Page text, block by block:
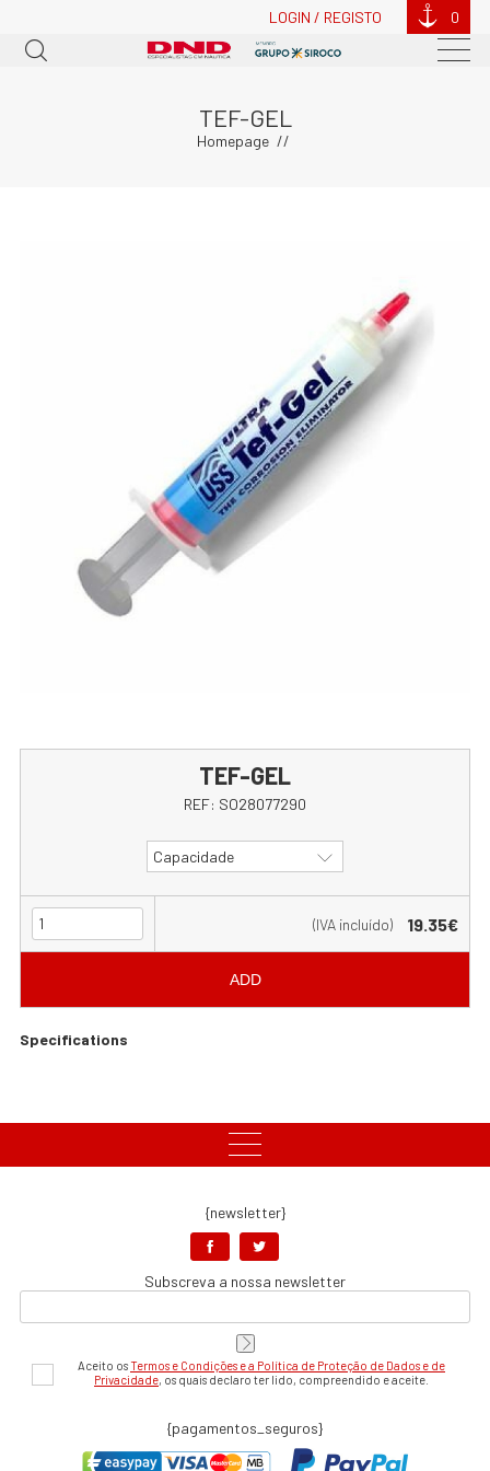
LOGIN / REGISTO 0
TEF-GEL
Homepage
TEF-GEL
REF: SO28077290
Capacidade
(IVA incluído) 19.35€
ADD
Specifications
{newsletter}
Subscreva a nossa newsletter
Aceito osTermos e Condições e a Política de Proteção de Dados e de
Privacidade, os quais declaro ter lido, compreendido e aceite.
{pagamentos_seguros}